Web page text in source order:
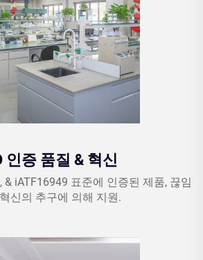
인증 품질 & 혁신
& iATF16949 표준에 인증된 제품, 끊임
신의 추구에 의해 지원.